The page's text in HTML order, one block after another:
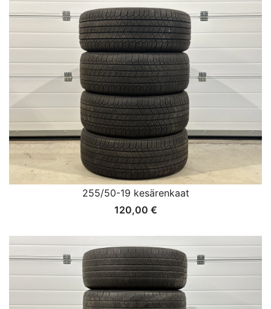
255/50-19 kesärenkaat
120,00 €